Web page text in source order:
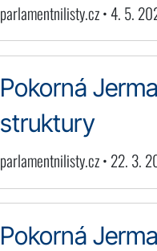
parlamentnilisty.cz • 4. 5.
Pokorná
struktury
parlamentnilisty.cz • 22. 3.
Pokorná